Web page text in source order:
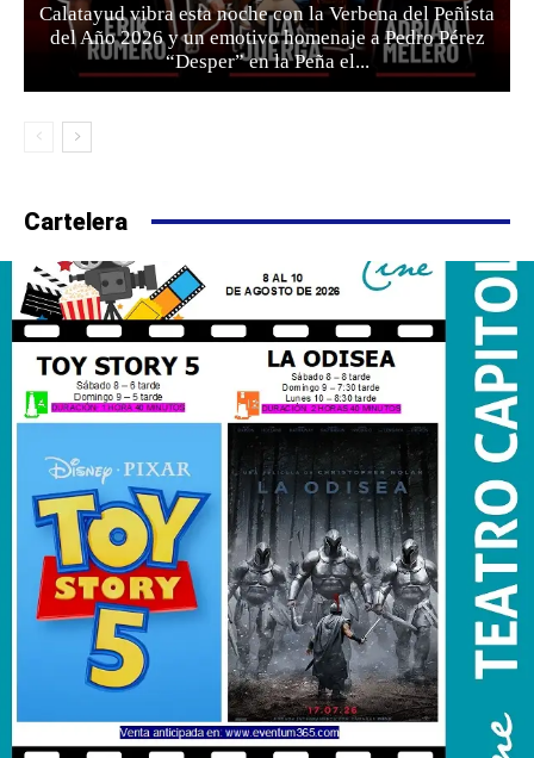
Calatayud vibra esta noche con la Verbena del Peñista
del Año 2026 y un emotivo homenaje a Pedro Pérez
“Desper” en la Peña el...
Cartelera